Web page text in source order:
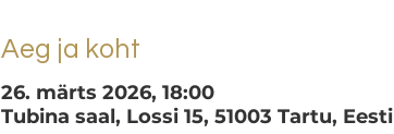
Aeg ja koht
26. märts 2026, 18:00
Tubina saal, Lossi 15, 51003 Tartu, Eesti